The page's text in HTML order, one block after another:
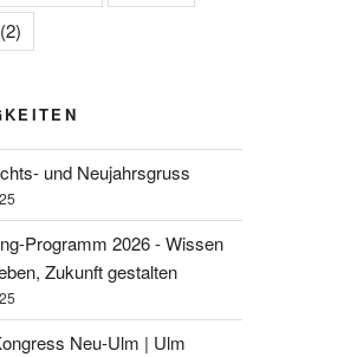
(2)
und Neujahrsgruss
Programm 2026 - Wissen
Zukunft gestalten
Neu-Ulm | Ulm